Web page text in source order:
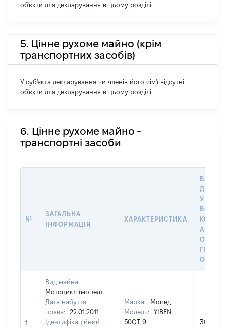
об'єкти для декларування в цьому розділі.
5. Цінне рухоме майно (крім
транспортних засобів)
У суб'єкта декларування чи членів його сім'ї відсутні
об'єкти для декларування в цьому розділі.
6. Цінне рухоме майно -
транспортні засоби
№
ЗАГАЛЬНА
ІНФОРМАЦІЯ
ХАРАКТЕРИСТИКА
ДАТУ
У
АБО
1
Вид майна:
Мотоцикл (мопед)
Дата набуття
права:
22.01.2011
Ідентифікаційний
Марка:
Мопед
Модель:
YIBEN
50QT 9
3000